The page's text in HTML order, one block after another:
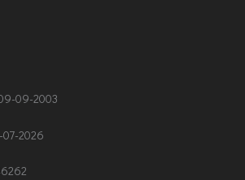
09-2003
07-2026